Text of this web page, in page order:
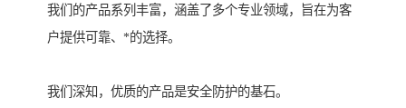
我们的产品系列丰富，涵盖了多个专业领域，旨在为客
户提供可靠、*的选择。
我们深知，优质的产品是安全防护的基石。